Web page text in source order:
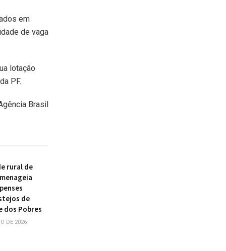
em
de vaga
lotação
PF.
Brasil
rural de
de
dos Pobres
DE 2026